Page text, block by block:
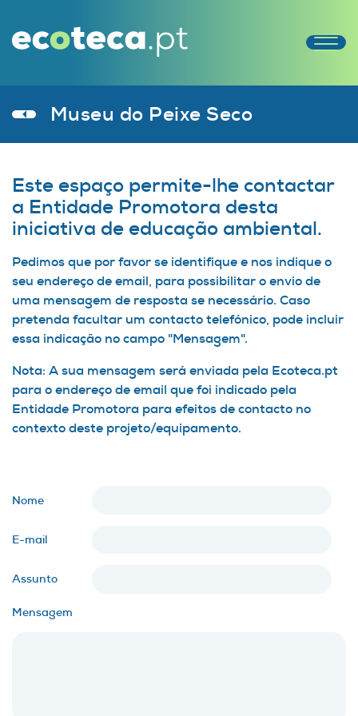
Museu do Peixe Seco
Este espaço permite-lhe contactar
a Entidade Promotora desta
iniciativa de educação ambiental.
Pedimos que por favor se identifique e nos indique o
seu endereço de email, para possibilitar o envio de
uma mensagem de resposta se necessário. Caso
pretenda facultar um contacto telefónico, pode incluir
essa indicação no campo "Mensagem".
Nota: A sua mensagem será enviada pela Ecoteca.pt
para o endereço de email que foi indicado pela
Entidade Promotora para efeitos de contacto no
contexto deste projeto/equipamento.
Nome
E-mail
Assunto
Mensagem